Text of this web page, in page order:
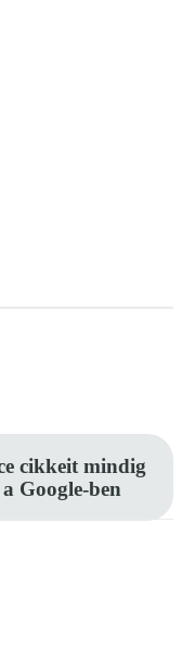
cikkeit mindig
Google-ben